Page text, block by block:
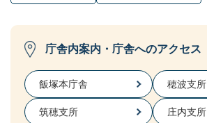
庁舎内案内・庁舎へのアクセス
飯塚本庁舎 穂波支所
筑穂支所 庄内支所